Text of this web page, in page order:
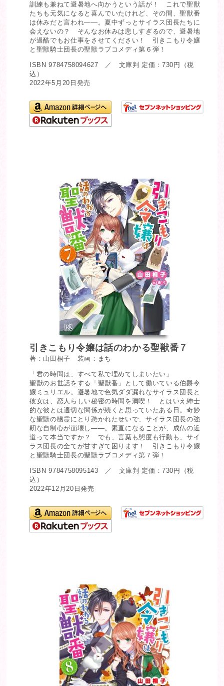
訓練も兼ねて避暑地へ向かうという話が！ これで聖獣
たちも元気になると喜んでいたけれど、その間、聖獣番
は休みだと言われ――。夏中ずっとサイラス団長たちに
会えないの？ そんなお休みは悲しすぎるので、避暑地
が過酷でもお仕事をさせてください！ 引きこもり令嬢
と聖獣騎士団長の聖獣ラブコメディ第６弾！
ISBN 9784758094627 ／ 文庫判 定価：730円（税
込）
2022年5月20日発売
引きこもり令嬢は話のわかる聖獣番７
著：山田桐子 装画：まち
「君の時間は、すべて私で埋めてしまいたい」
聖獣のお世話をする「聖獣番」として働いている伯爵令
嬢ミュリエル。避暑地で色気ダダ漏れなサイラス団長と
彼女は、恋人らしい秘密の時間を満喫！ とはいえ紳士
的な彼とは適切な関係が続くと思っていたある日。奇妙
な聖獣の幽霊にとり憑かれたせいで、サイラス団長の強
靭な自制心が崩壊し――。素直になることが、成仏の近
道って本当ですか？ でも、言葉も態度も行動も、サイ
ラス団長の全てが甘すぎて困ります！ 引きこもり令嬢
と聖獣騎士団長の聖獣ラブコメディ第７弾！
ISBN 9784758095143 ／ 文庫判 定価：730円（税
込）
2022年12月20日発売